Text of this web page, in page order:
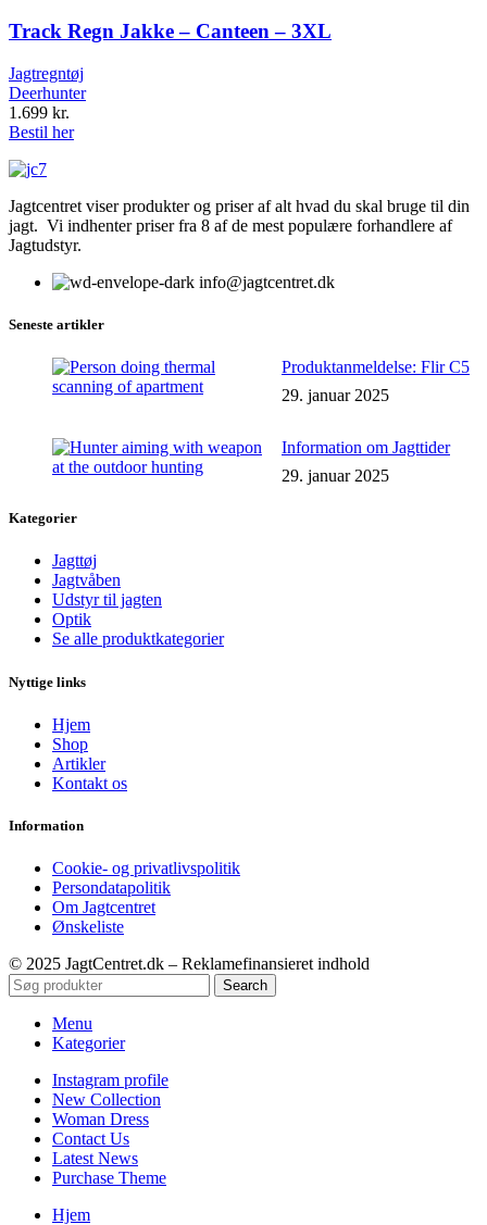
Track Regn Jakke – Canteen – 3XL
Jagtregntøj
Deerhunter
1.699 kr.
Bestil her
Jagtcentret viser produkter og priser af alt hvad du skal bruge til din
jagt. Vi indhenter priser fra 8 af de mest populære forhandlere af
Jagtudstyr.
info@jagtcentret.dk
Seneste artikler
Produktanmeldelse: Flir C5
29. januar 2025
Information om Jagttider
29. januar 2025
Kategorier
Jagttøj
Jagtvåben
Udstyr til jagten
Optik
Se alle produktkategorier
Nyttige links
Hjem
Shop
Artikler
Kontakt os
Information
Cookie- og privatlivspolitik
Persondatapolitik
Om Jagtcentret
Ønskeliste
© 2025 JagtCentret.dk – Reklamefinansieret indhold
Search
Menu
Kategorier
Instagram profile
New Collection
Woman Dress
Contact Us
Latest News
Purchase Theme
Hjem